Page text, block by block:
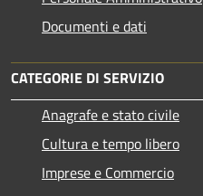
Documenti e dati
CATEGORIE DI SERVIZIO
Anagrafe e stato civile
Cultura e tempo libero
Imprese e Commercio